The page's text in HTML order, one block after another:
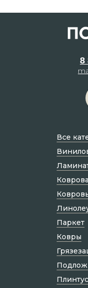
8
Все
Паркет
Ковры